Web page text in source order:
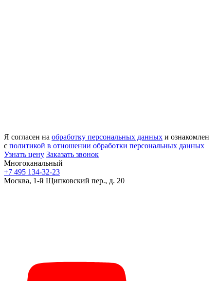
Я согласен на обработку персональных данных и ознакомлен
с политикой в отношении обработки персональных данных
Узнать цену Заказать звонок
Многоканальный
+7 495 134-32-23
Москва, 1-й Щипковский пер., д. 20